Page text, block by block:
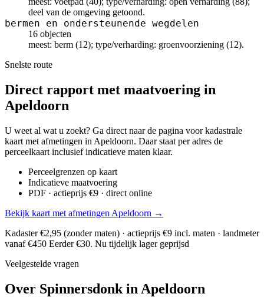
deel van de omgeving getoond.
bermen en ondersteunende wegdelen
16 objecten
meest: berm (12); type/verharding: groenvoorziening (12).
Snelste route
Direct rapport met maatvoering in
Apeldoorn
U weet al wat u zoekt? Ga direct naar de pagina voor kadastrale
kaart met afmetingen in Apeldoorn. Daar staat per adres de
perceelkaart inclusief indicatieve maten klaar.
Perceelgrenzen op kaart
Indicatieve maatvoering
PDF · actieprijs €9 · direct online
Bekijk kaart met afmetingen Apeldoorn →
Kadaster €2,95 (zonder maten) · actieprijs €9 incl. maten · landmeter
vanaf €450 Eerder €30. Nu tijdelijk lager geprijsd
Veelgestelde vragen
Over Spinnersdonk in Apeldoorn